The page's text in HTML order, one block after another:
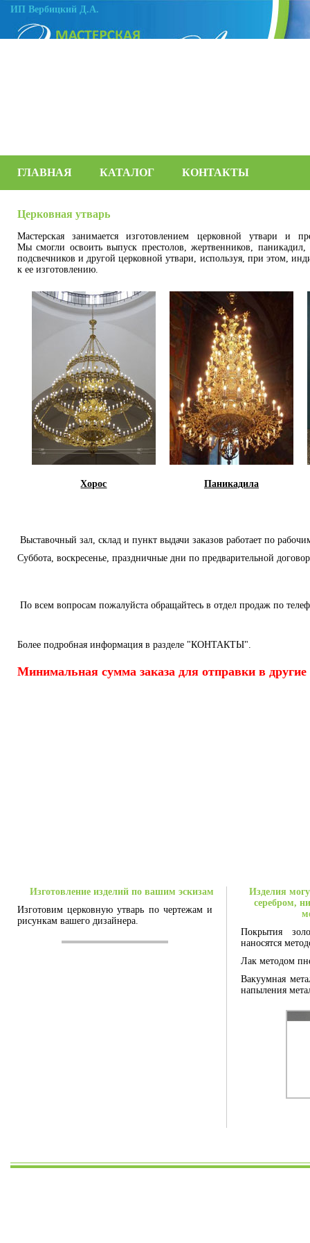
ИП Вербицкий Д.А.
ГЛАВНАЯ КАТАЛОГ КОНТАКТЫ
Церковная утварь
Мастерская занимается изготовлением церковной утвари и
Мы смогли освоить выпуск престолов, жертвенников,
подсвечников и другой церковной утвари, используя, при этом,
к ее изготовлению.
Хорос Паникадила
Выставочный зал, склад и пункт выдачи заказов работает по
Суббота, воскресенье, праздничные дни по предварительной
По всем вопросам пожалуйста обращайтесь в отдел продаж по
Более подробная информация в разделе "КОНТАКТЫ".
Минимальная сумма заказа для отправки в другие
Изготовление изделий по вашим эскизам
Изготовим церковную утварь по чертежам и
рисункам вашего дизайнера.
Изделия
серебром,
Покрытия
наносятся
Лак методом
Вакуумная
напыления